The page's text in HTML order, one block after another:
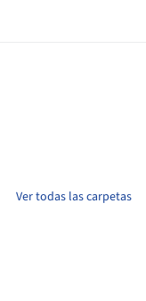
Ver todas las carpetas